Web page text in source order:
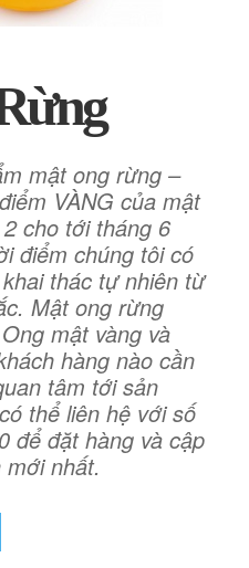
mật ong rừng –
VÀNG của mật
cho tới tháng 6
điểm chúng tôi có
thác tự nhiên từ
Mật ong rừng
mật vàng và
hàng nào cần
tâm tới sản
thể liên hệ với số
để đặt hàng và cập
nhất.